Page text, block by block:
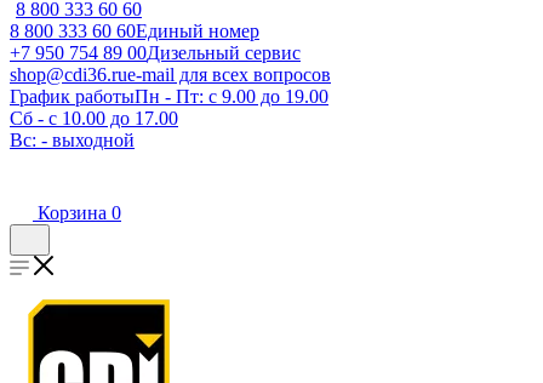
8 800 333 60 60
8 800 333 60 60Единый номер
+7 950 754 89 00Дизельный сервис
shop@cdi36.rue-mail для всех вопросов
График работыПн - Пт: с 9.00 до 19.00
Сб - с 10.00 до 17.00
Вс: - выходной
Корзина 0